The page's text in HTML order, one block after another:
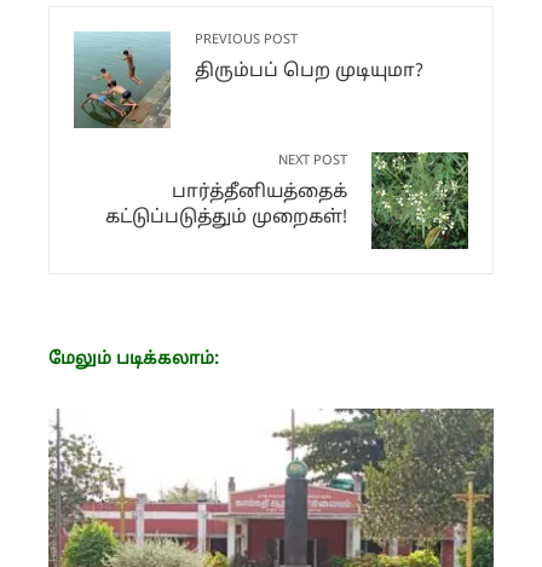
PREVIOUS POST
திரும்பப் பெற முடியுமா?
NEXT POST
பார்த்தீனியத்தைக்
கட்டுப்படுத்தும் முறைகள்!
மேலும் படிக்கலாம்: